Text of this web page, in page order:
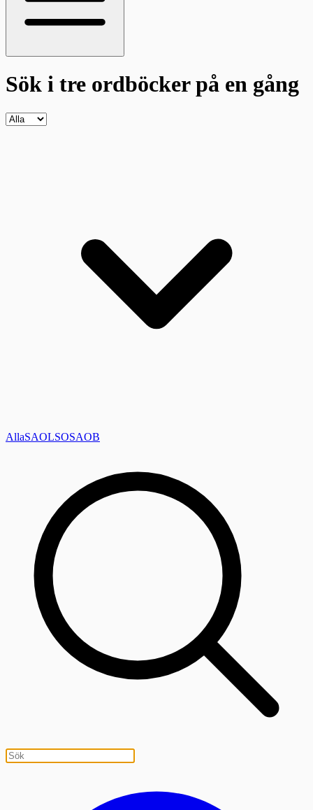
Sök i tre ordböckerpå en gång
AllaSAOLSOSAOB